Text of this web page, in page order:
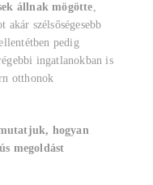
állnak mögötte,
akár szélsőségesebb
pedig
ingatlanokban is
otthonok
hogyan
megoldást